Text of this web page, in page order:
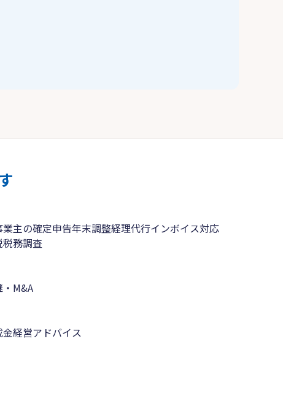
業主の確定申告年末調整経理代行インボイス対応
税務調査
M&A
経営アドバイス